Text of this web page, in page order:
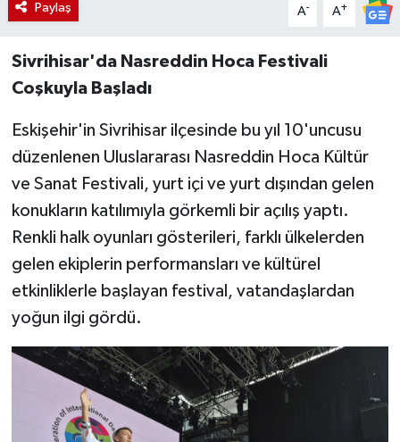
Paylaş A- A+
Sivrihisar'da Nasreddin Hoca Festivali
Coşkuyla Başladı
Eskişehir'in Sivrihisar ilçesinde bu yıl 10'uncusu
düzenlenen Uluslararası Nasreddin Hoca Kültür
ve Sanat Festivali, yurt içi ve yurt dışından gelen
konukların katılımıyla görkemli bir açılış yaptı.
Renkli halk oyunları gösterileri, farklı ülkelerden
gelen ekiplerin performansları ve kültürel
etkinliklerle başlayan festival, vatandaşlardan
yoğun ilgi gördü.